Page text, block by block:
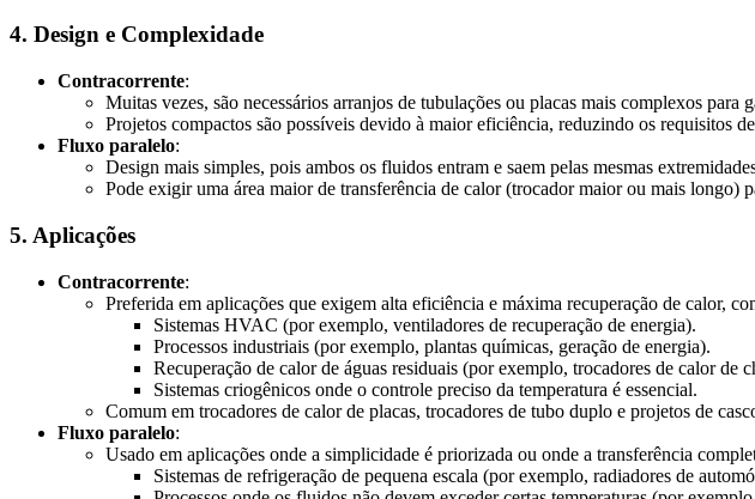
4. Design e Complexidade
Contracorrente:
Muitas vezes, são necessários arranjos de tubulações ou placas mais complexos
Projetos compactos são possíveis devido à maior eficiência, reduzindo os requisitos
Fluxo paralelo:
Design mais simples, pois ambos os fluidos entram e saem pelas mesmas
Pode exigir uma área maior de transferência de calor (trocador maior ou mais longo)
5. Aplicações
Contracorrente:
Preferida em aplicações que exigem alta eficiência e máxima recuperação de calor,
Sistemas HVAC (por exemplo, ventiladores de recuperação de energia).
Processos industriais (por exemplo, plantas químicas, geração de energia).
Recuperação de calor de águas residuais (por exemplo, trocadores de calor de
Sistemas criogênicos onde o controle preciso da temperatura é essencial.
Comum em trocadores de calor de placas, trocadores de tubo duplo e projetos de
Fluxo paralelo:
Usado em aplicações onde a simplicidade é priorizada ou onde a transferência
Sistemas de refrigeração de pequena escala (por exemplo, radiadores de